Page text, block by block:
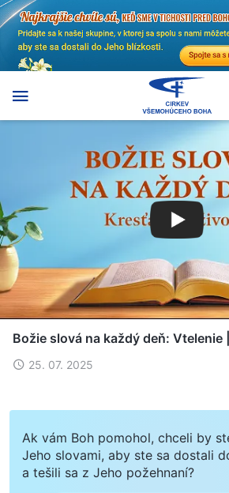
Božie slová na každý deň: Vtelenie
25. 07. 2025
Ak vám Boh pomohol, chceli by
Jeho slovami, aby ste sa dostali
a tešili sa z Jeho požehnaní?